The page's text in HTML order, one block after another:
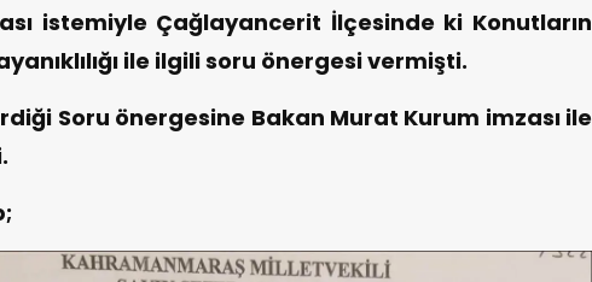
istemiyle Çağlayancerit İlçesinde ki Konutların
ile ilgili soru önergesi vermişti.
Soru önergesine Bakan Murat Kurum imzası ile